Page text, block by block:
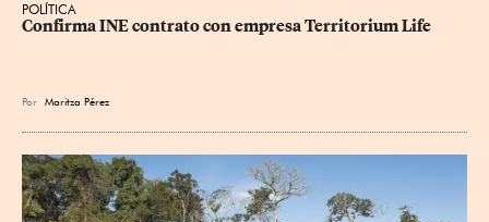
POLÍTICA
Confirma INE contrato con empresa Territorium Life
Por Maritza Pérez